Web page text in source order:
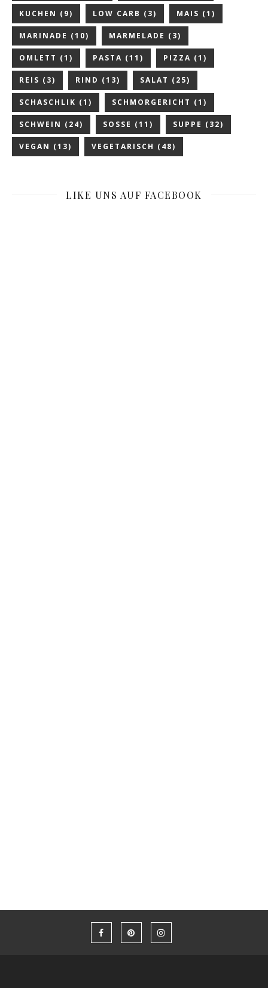
KUCHEN (9) LOW CARB (3) MAIS (1)
MARINADE (10) MARMELADE (3)
OMLETT (1) PASTA (11) PIZZA (1)
REIS (3) RIND (13) SALAT (25)
SCHASCHLIK (1) SCHMORGERICHT (1)
SCHWEIN (24) SOSSE (11) SUPPE (32)
VEGAN (13) VEGETARISCH (48)
LIKE UNS AUF FACEBOOK